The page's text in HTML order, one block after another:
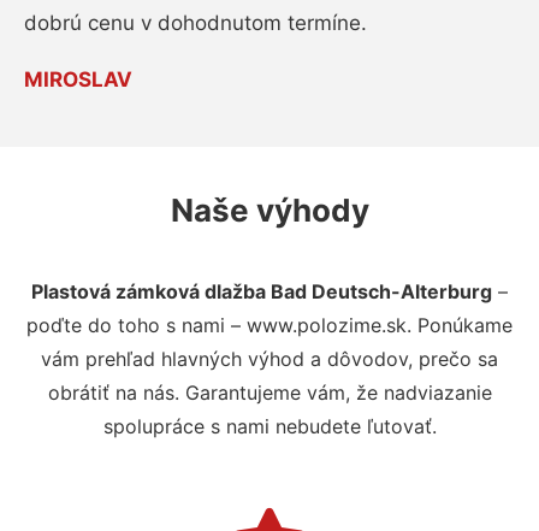
dobrú cenu v dohodnutom termíne.
MIROSLAV
Naše výhody
Plastová zámková dlažba Bad Deutsch-Alterburg –
poďte do toho s nami – www.polozime.sk. Ponúkame
vám prehľad hlavných výhod a dôvodov, prečo sa
obrátiť na nás. Garantujeme vám, že nadviazanie
spolupráce s nami nebudete ľutovať.